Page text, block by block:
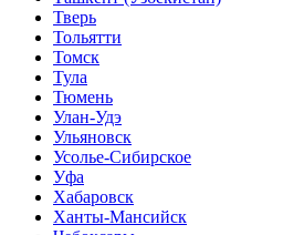
Тверь
Тольятти
Томск
Тула
Тюмень
Улан-Удэ
Ульяновск
Усолье-Сибирское
Уфа
Хабаровск
Ханты-Мансийск